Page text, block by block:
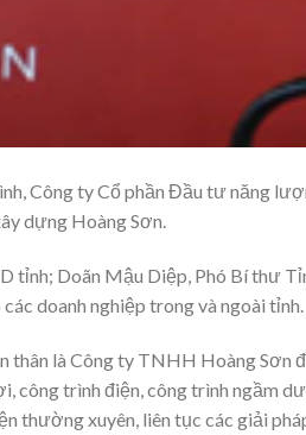
Công ty Cổ phần Đầu tư năng
dựng Hoàng Sơn.
Doãn Mậu Diệp, Phó Bí thư
doanh nghiệp trong và ngoài tỉnh.
là Công ty TNHH Hoàng Sơn
công trình điện, công trình ngầm
thường xuyên, liên tục các giải